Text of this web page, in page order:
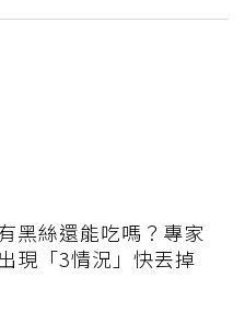
黑絲還能吃嗎？專家
現「3情況」快丟掉